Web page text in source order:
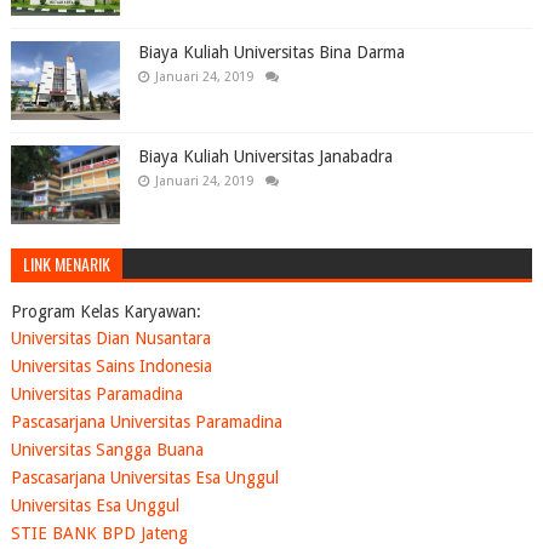
Biaya Kuliah Universitas Bina Darma
Januari 24, 2019
Biaya Kuliah Universitas Janabadra
Januari 24, 2019
LINK MENARIK
Program Kelas Karyawan:
Universitas Dian Nusantara
Universitas Sains Indonesia
Universitas Paramadina
Pascasarjana Universitas Paramadina
Universitas Sangga Buana
Pascasarjana Universitas Esa Unggul
Universitas Esa Unggul
STIE BANK BPD Jateng